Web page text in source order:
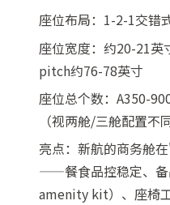
座位布局：1-2-1交错
座位宽度：约20-21英
pitch约76-78英寸
座位总个数：A350-
（视两舱/三舱配置不
亮点：新航的商务舱
——餐食品控稳定、备
amenity kit）、座椅